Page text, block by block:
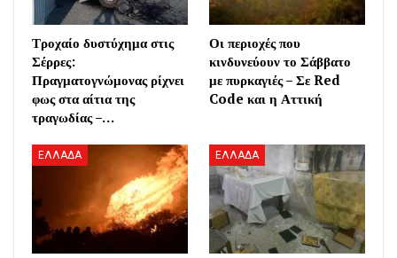
Τροχαίο δυστύχημα στις
Σέρρες:
Πραγματογνώμονας ρίχνει
φως στα αίτια της
τραγωδίας –…
Οι περιοχές που
κινδυνεύουν το Σάββατο
με πυρκαγιές – Σε Red
Code και η Αττική
ΕΛΛΑΔΑ ΕΛΛΑΔΑ